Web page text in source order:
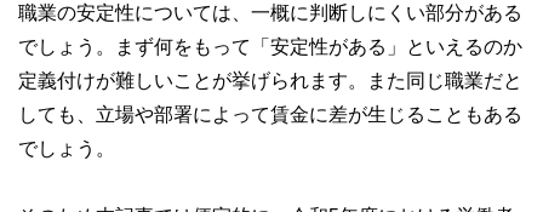
職業の安定性については、一概に判断しにくい部分がある
でしょう。まず何をもって「安定性がある」といえるのか
定義付けが難しいことが挙げられます。また同じ職業だと
しても、立場や部署によって賃金に差が生じることもある
でしょう。